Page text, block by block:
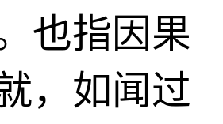
也指因果
，如闻过